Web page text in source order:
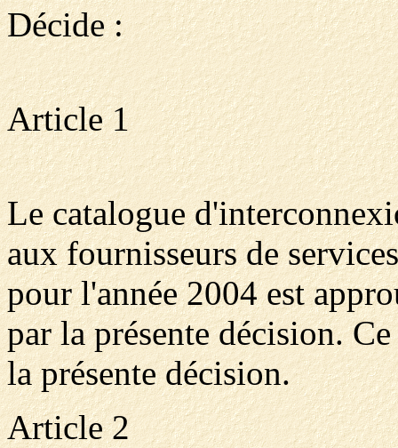
Décide :
Article 1
Le catalogue
aux fournisseurs de
pour l'année 2004 est
par la présente décision.
la présente décision.
Article 2